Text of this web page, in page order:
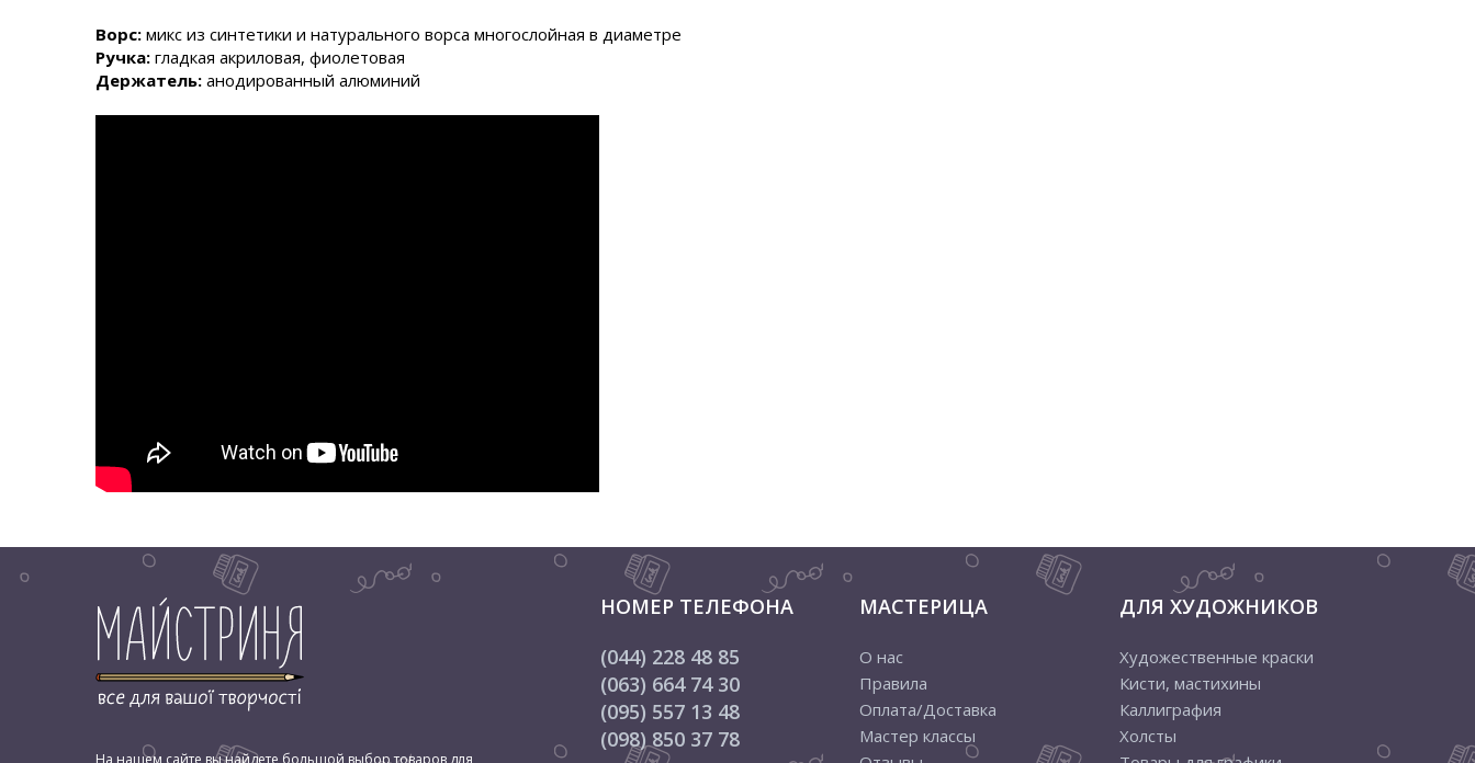
Ворс: микс из синтетики и натурального ворса многослойная в диаметре
Ручка: гладкая акриловая, фиолетовая
Держатель: анодированный алюминий
На нашем сайте вы найдете большой выбор товаров для
НОМЕР ТЕЛЕФОНА
(044) 228 48 85
(063) 664 74 30
(095) 557 13 48
(098) 850 37 78
МАСТЕРИЦА
О нас
Правила
Оплата/Доставка
Мастер классы
ДЛЯ ХУДОЖНИКОВ
Художественные краски
Кисти, мастихины
Каллиграфия
Холсты